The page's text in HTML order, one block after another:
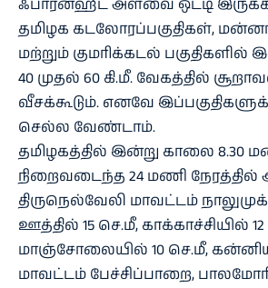
ஃபாரன்ஹீட் அளவை ஒட்டி
தமிழக கடலோரப்பகுதிகள்,
மற்றும் குமரிக்கடல் பகுதிகளில்
40 முதல் 60 கி.மீ. வேகத்தில்
வீசக்கூடும். எனவே
செல்ல வேண்டாம்.
தமிழகத்தில் இன்று காலை 8.30
நிறைவடைந்த 24 மணி நேரத்தில்
திருநெல்வேலி மாவட்டம்
ஊத்தில் 15 செ.மீ, காக்காச்சியில்
மாஞ்சோலையில் 10 செ.மீ,
மாவட்டம் பேச்சிப்பாறை,